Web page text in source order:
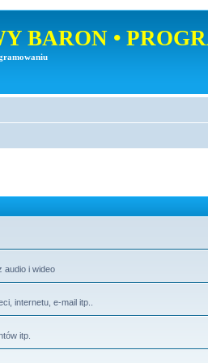
BARON •
audio i wideo
internetu, e-mail itp..
itp.